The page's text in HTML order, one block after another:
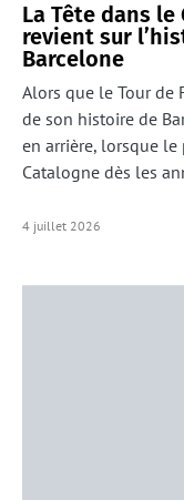
La Tête dans
revient sur
Barcelone
Alors que le Tour de
de son histoire de
en arrière, lorsque
Catalogne dès les
4 juillet 2026